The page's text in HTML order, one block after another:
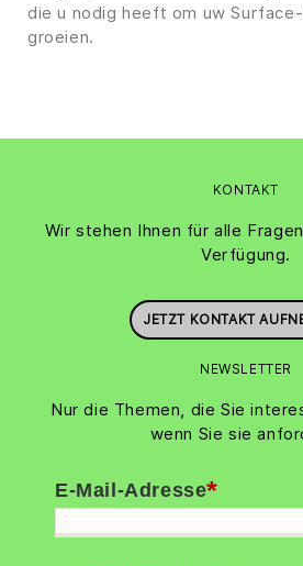
die u nodig heeft om uw
groeien.
KONTAKT
Wir stehen Ihnen für alle
Verfügung.
JETZT KONTAKT
NEWSLETTER
Nur die Themen, die Sie
wenn Sie sie
*
E-Mail-Adresse